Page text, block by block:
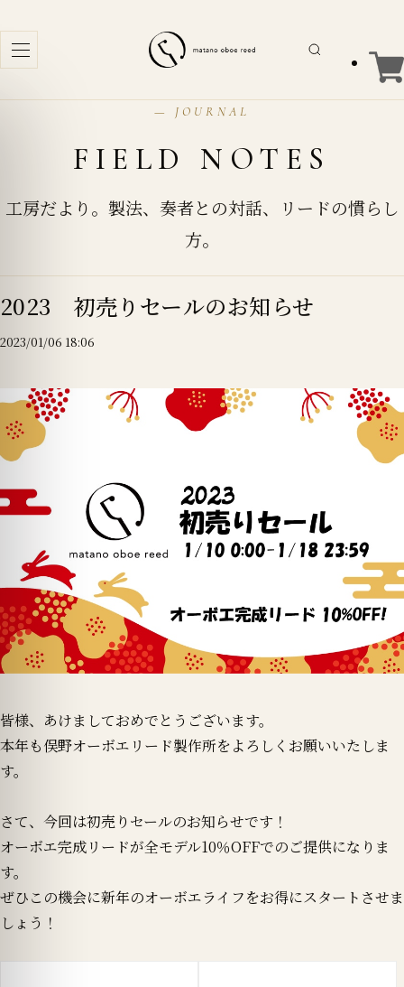
索
— JOURNAL
FIELD NOTES
工房だより。製法、奏者との対話、リードの慣らし
方。
2023 初売りセールのお知らせ
2023/01/06 18:06
皆様、あけましておめでとうございます。
本年も俣野オーボエリード製作所をよろしくお願いいたしま
す。
さて、今回は初売りセールのお知らせです！
オーボエ完成リードが全モデル10％OFFでのご提供になりま
す。
ぜひこの機会に新年のオーボエライフをお得にスタートさせま
しょう！